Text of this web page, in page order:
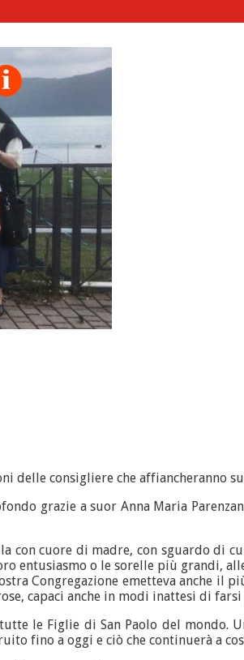
delle consigliere che affiancheranno
grazie a suor Anna Maria
con cuore di madre, con sguardo di
entusiasmo o le sorelle più grandi,
Congregazione emetteva anche il
capaci anche in modi inattesi di
le Figlie di San Paolo del mondo.
fino a oggi e ciò che continuerà a